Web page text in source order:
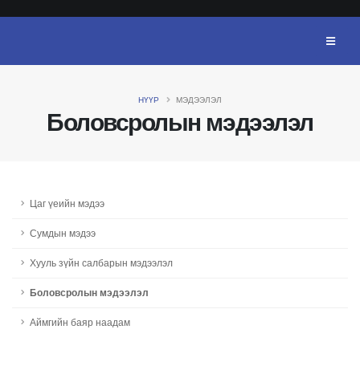
Боловсролын мэдээлэл
НҮҮР МЭДЭЭЛЭЛ
Цаг үеийн мэдээ
Сумдын мэдээ
Хууль зүйн салбарын мэдээлэл
Боловсролын мэдээлэл
Аймгийн баяр наадам